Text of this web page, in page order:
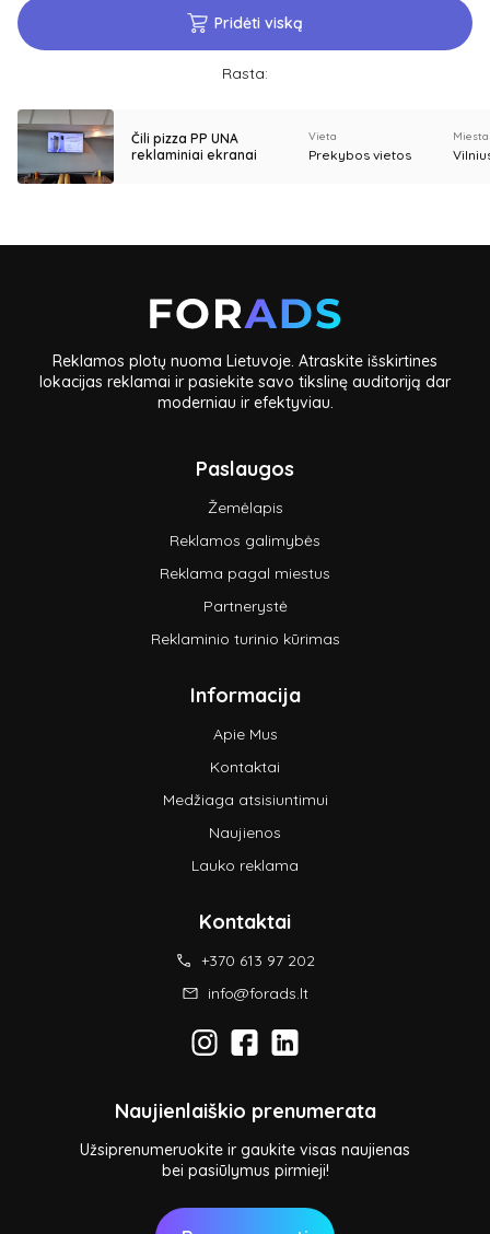
Pridėti viską
Rasta:
Čili pizza PP UNA
reklaminiai ekranai
Vieta
Prekybos vietos
Reklamos plotų nuoma Lietuvoje. Atraskite išskirtines
lokacijas reklamai ir pasiekite savo tikslinę auditoriją dar
moderniau ir efektyviau.
Paslaugos
Žemėlapis
Reklamos galimybės
Reklama pagal miestus
Partnerystė
Reklaminio turinio kūrimas
Informacija
Apie Mus
Kontaktai
Medžiaga atsisiuntimui
Naujienos
Lauko reklama
Kontaktai
+370 613 97 202
info@forads.lt
Naujienlaiškio prenumerata
Užsiprenumeruokite ir gaukite visas naujienas
bei pasiūlymus pirmieji!